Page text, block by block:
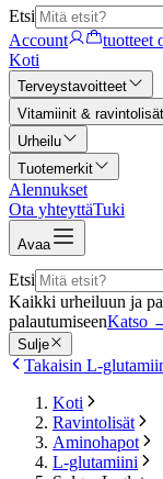
Etsi
Account
tuotteet
Koti
Terveystavoitteet
Vitamiinit & ravintolisät
Urheilu
Tuotemerkit
Alennukset
Ota yhteyttäTuki
Avaa
Etsi
Kaikki urheiluun ja
palautumiseenKatso
Sulje
Takaisin L-
Koti
Ravintolisät
Aminohapot
L-glutamiini